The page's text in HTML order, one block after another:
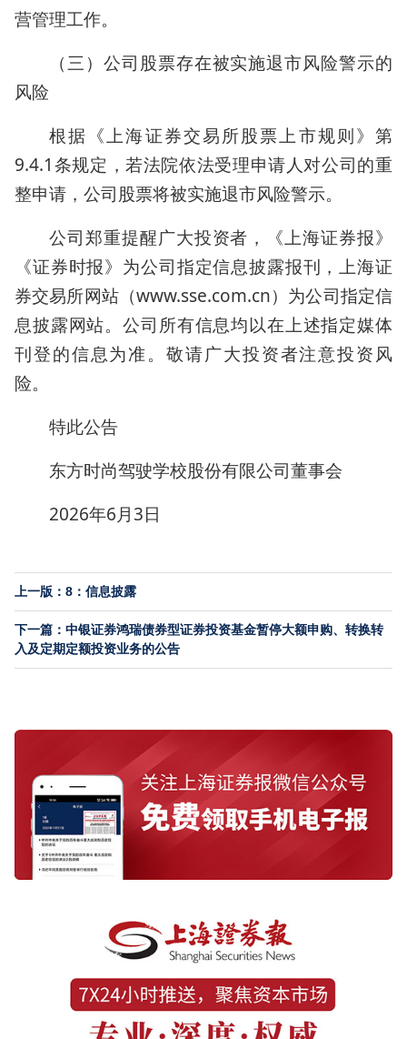
营管理工作。
（三）公司股票存在被实施退市风险警示的
风险
根据《上海证券交易所股票上市规则》第
9.4.1条规定，若法院依法受理申请人对公司的重
整申请，公司股票将被实施退市风险警示。
公司郑重提醒广大投资者，《上海证券报》
《证券时报》为公司指定信息披露报刊，上海证
券交易所网站（www.sse.com.cn）为公司指定信
息披露网站。公司所有信息均以在上述指定媒体
刊登的信息为准。敬请广大投资者注意投资风
险。
特此公告
东方时尚驾驶学校股份有限公司董事会
2026年6月3日
上一版：8：信息披露
下一篇：中银证券鸿瑞债券型证券投资基金暂停大额申购、转换转
入及定期定额投资业务的公告